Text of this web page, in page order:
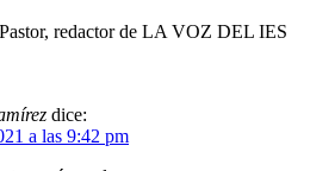
redactor de LA VOZ DEL IES
dice:
a las 9:42 pm